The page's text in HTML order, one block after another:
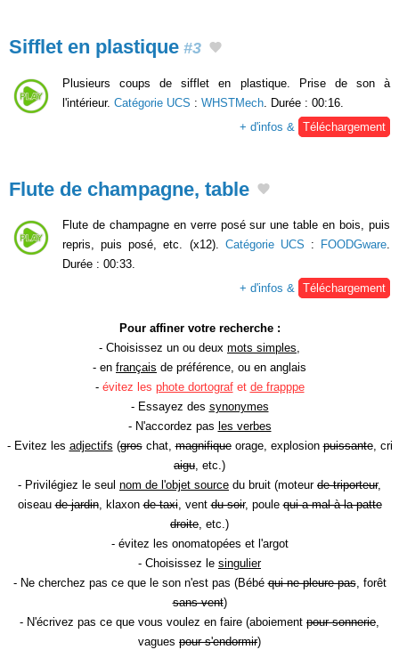
Sifflet en plastique #3
Plusieurs coups de sifflet en plastique. Prise de son à
l'intérieur. Catégorie UCS : WHSTMech . Durée : 00:16.
+ d'infos &
Téléchargement
Flute de champagne, table
Flute de champagne en verre posé sur une table en bois, puis
repris, puis posé, etc. (x12). Catégorie UCS : FOODGware.
Durée : 00:33.
+ d'infos & Téléchargement
Pour affiner votre recherche :
- Choisissez un ou deux mots simples,
- en français de préférence, ou en anglais
- évitez les phote dortografet de frapppe
- Essayez des synonymes
- N'accordez pas les verbes
- Evitez les adjectifs (groschat,magnifiqueorage, explosionpuissante, cri
aigu, etc.)
- Privilégiez le seul nom de l'objet source du bruit (moteur de triporteur,
oiseaude jardin, klaxonde taxi, ventdu soir, poulequi a mal à la patte
droite, etc.)
- évitez les onomatopées et l'argot
- Choisissez le singulier
- Ne cherchez pas ce que le son n'est pas (Bébéqui ne pleure pas, forêt
sans vent)
- N'écrivez pas ce que vous voulez en faire (aboiement pour sonnerie,
vagues pour s'endormir)